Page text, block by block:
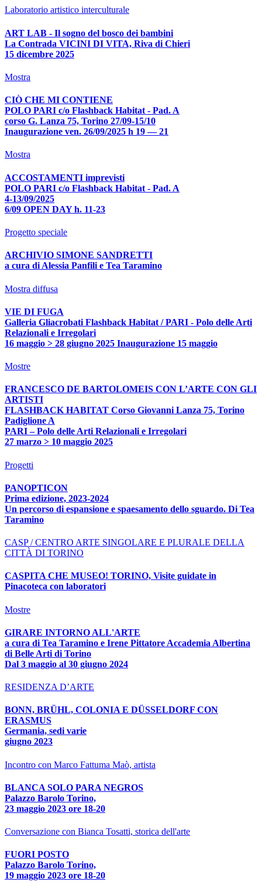
Laboratorio artistico interculturale
ART LAB - Il sogno del bosco dei bambini
La Contrada VICINI DI VITA, Riva di Chieri
15 dicembre 2025
Mostra
CIÒ CHE MI CONTIENE
POLO PARI c/o Flashback Habitat - Pad. A
corso G. Lanza 75, Torino 27/09-15/10
Inaugurazione ven. 26/09/2025 h 19 — 21
Mostra
ACCOSTAMENTI imprevisti
POLO PARI c/o Flashback Habitat - Pad. A
4-13/09/2025
6/09 OPEN DAY h. 11-23
Progetto speciale
ARCHIVIO SIMONE SANDRETTI
a cura di Alessia Panfili e Tea Taramino
Mostra diffusa
VIE DI FUGA
Galleria Gliacrobati Flashback Habitat / PARI - Polo delle Arti
Relazionali e Irregolari
16 maggio > 28 giugno 2025 Inaugurazione 15 maggio
Mostre
FRANCESCO DE BARTOLOMEIS CON L’ARTE CON GLI
ARTISTI
FLASHBACK HABITAT Corso Giovanni Lanza 75, Torino
Padiglione A
PARI – Polo delle Arti Relazionali e Irregolari
27 marzo > 10 maggio 2025
Progetti
PANOPTICON
Prima edizione, 2023-2024
Un percorso di espansione e spaesamento dello sguardo. Di Tea
Taramino
CASP / CENTRO ARTE SINGOLARE E PLURALE DELLA
CITTÀ DI TORINO
CASPITA CHE MUSEO! TORINO, Visite guidate in
Pinacoteca con laboratori
Mostre
GIRARE INTORNO ALL'ARTE
a cura di Tea Taramino e Irene Pittatore Accademia Albertina
di Belle Arti di Torino
Dal 3 maggio al 30 giugno 2024
RESIDENZA D’ARTE
BONN, BRÜHL, COLONIA E DÜSSELDORF CON
ERASMUS
Germania, sedi varie
giugno 2023
Incontro con Marco Fattuma Maò, artista
BLANCA SOLO PARA NEGROS
Palazzo Barolo Torino,
23 maggio 2023 ore 18-20
Conversazione con Bianca Tosatti, storica dell'arte
FUORI POSTO
Palazzo Barolo Torino,
19 maggio 2023 ore 18-20